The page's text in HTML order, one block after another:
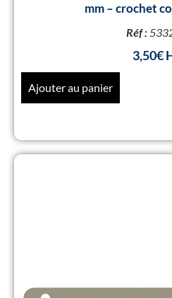
mm – crochet
Réf :
3,50€
Ajouter au panier